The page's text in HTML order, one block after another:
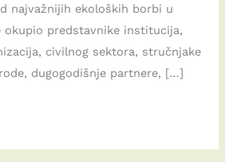
najvažnijih ekoloških borbi u
okupio predstavnike institucija,
civilnog sektora, stručnjake
dugogodišnje partnere, […]